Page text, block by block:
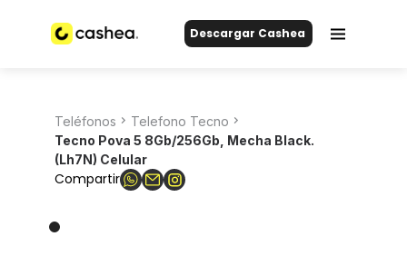
Descargar Cashea
Teléfonos
Telefono Tecno
Tecno Pova 5 8Gb/256Gb, Mecha Black.
(Lh7N) Celular
Compartir